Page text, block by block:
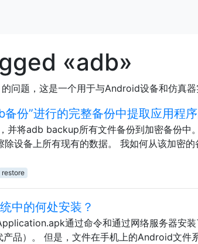
«adb»
问题，这是一个用于与Android设备和仿真
份”进行的完整备份中提取应用程
并将adb backup所有文件备份到加密备份中
设备上所有现有的数据。 我如何从该加密
restore
中的何处安装？
通过命令和通过网络服务器安
品）。 但是，文件在手机上的Android文